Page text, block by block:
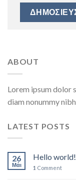
ABOUT
Lorem ipsum dolor
diam nonummy
LATEST POSTS
26
Μάι
Hello world!
1 Comment